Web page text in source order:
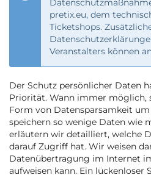
pretix.eu, dem
Ticketshops.
Veranstalters können
Der Schutz persönlicher Daten
Priorität. Wann immer möglich,
Form von Datensparsamkeit
speichern so wenige Daten wie
erläutern wir detailliert, welche
darauf Zugriff hat. Wir weisen
Datenübertragung im Internet
aufweisen kann. Ein lückenloser